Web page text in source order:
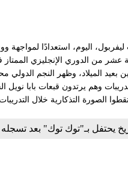
اليوم، استعدادًا
عشر من الدوري الإنجليزي
بعيد الميلاد، وظهر النجم
وهم يرتدون قبعات بابا نويل
الصورة التذكارية خلال
يحتفل بـ"توك توك" بعد تسجله